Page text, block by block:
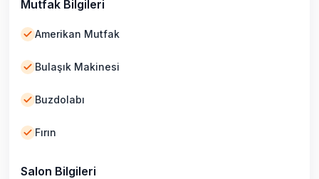
Mutfak Bilgileri
Amerikan Mutfak
Bulaşık Makinesi
Buzdolabı
Fırın
Salon Bilgileri